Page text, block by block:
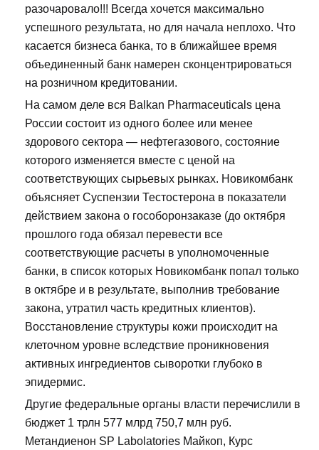
разочаровало!!! Всегда хочется максимально
успешного результата, но для начала неплохо. Что
касается бизнеса банка, то в ближайшее время
объединенный банк намерен сконцентрироваться
на розничном кредитовании.
На самом деле вся Balkan Pharmaceuticals цена
России состоит из одного более или менее
здорового сектора — нефтегазового, состояние
которого изменяется вместе с ценой на
соответствующих сырьевых рынках. Новикомбанк
объясняет Суспензии Тестостерона в показатели
действием закона о гособоронзаказе (до октября
прошлого года обязал перевести все
соответствующие расчеты в уполномоченные
банки, в список которых Новикомбанк попал только
в октябре и в результате, выполнив требование
закона, утратил часть кредитных клиентов).
Восстановление структуры кожи происходит на
клеточном уровне вследствие проникновения
активных ингредиентов сыворотки глубоко в
эпидермис.
Другие федеральные органы власти перечислили в
бюджет 1 трлн 577 млрд 750,7 млн руб.
Метандиенон SP Labolatories Майкоп, Курс